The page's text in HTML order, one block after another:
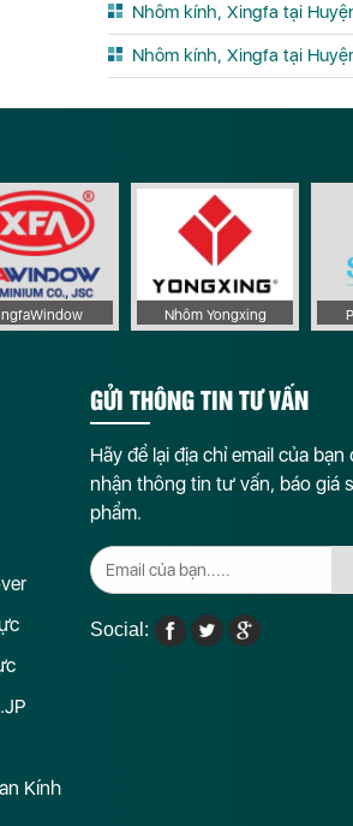
Nhôm kính, Xingfa tại
Nhôm kính, Xingfa tại
Nhôm Yongxing
Kính
GỬI THÔNG TIN TƯ VẤN
Hãy để lại địa chỉ email của bạn
nhận thông tin tư vấn, báo giá
phẩm.
Social: